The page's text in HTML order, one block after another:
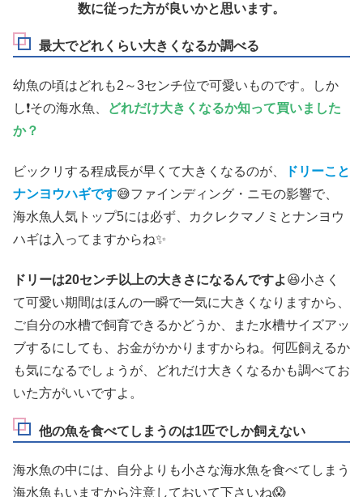
数に従った方が良いかと思います。
最大でどれくらい大きくなるか調べる
幼魚の頃はどれも2～3センチ位で可愛いものです。しか
し❗その海水魚、
どれだけ大きくなるか知って買いました
か？
ビックリする程成長が早くて大きくなるのが、
ドリーこと
ナンヨウハギです😅ファインディング・ニモの影響で、
海水魚人気トップ5には必ず、カクレクマノミとナンヨウ
ハギは入ってますからね✨
ドリーは20センチ以上の大きさになるんですよ 😆小さく
て可愛い期間はほんの一瞬で一気に大きくなりますから、
ご自分の水槽で飼育できるかどうか、また水槽サイズアッ
ブするにしても、お金がかかりますからね。何匹飼えるか
も気になるでしょうが、どれだけ大きくなるかも調べてお
いた方がいいですよ。
他の魚を食べてしまうのは1匹でしか飼えない
海水魚の中には、自分よりも小さな海水魚を食べてしまう
海水魚もいますから注意しておいて下さいね😱